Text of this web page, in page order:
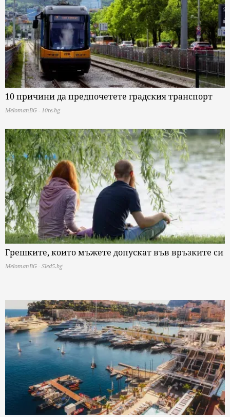
10 причини да предпочетете градския транспорт
MelomanBG - 10te.bg
Грешките, които мъжете допускат във връзките си
MelomanBG - Sled5.bg